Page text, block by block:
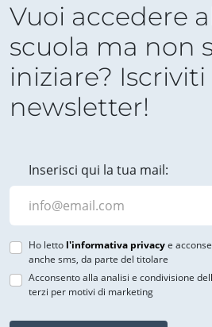
Vuoi accedere
scuola ma non
iniziare?
newsletter!
Inserisci qui la tua mail:
Ho letto l'informativa privacye
anche sms, da parte del titolare
Acconsento alla analisi e condivisione
terzi per motivi di marketing